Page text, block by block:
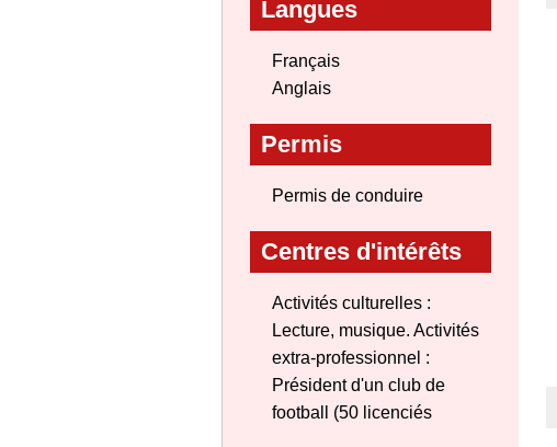
Langues
Français
Anglais
Permis
Permis de conduire
Centres d'intérêts
Activités culturelles :
Lecture, musique. Activités
extra-professionnel :
Président d'un club de
football (50 licenciés